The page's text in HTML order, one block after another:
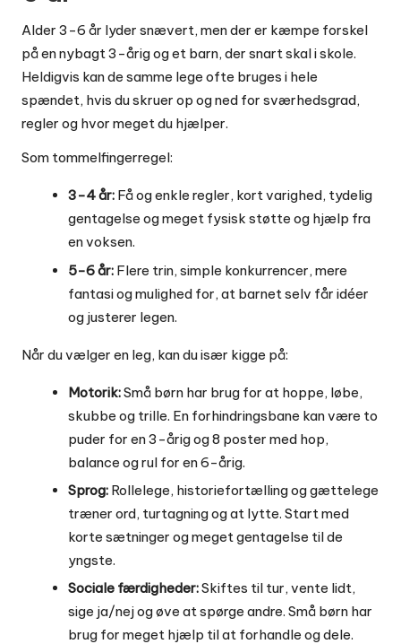
Alder 3-6 år lyder snævert, men der er kæmpe forskel
på en nybagt 3-årig og et barn, der snart skal i skole.
Heldigvis kan de samme lege ofte bruges i hele
spændet, hvis du skruer op og ned for sværhedsgrad,
regler og hvor meget du hjælper.
Som tommelfingerregel:
3-4 år: Få og enkle regler, kort varighed, tydelig
gentagelse og meget fysisk støtte og hjælp fra
en voksen.
5-6 år: Flere trin, simple konkurrencer, mere
fantasi og mulighed for, at barnet selv får idéer
og justerer legen.
Når du vælger en leg, kan du især kigge på:
Motorik:Små børn har brug for at hoppe, løbe,
skubbe og trille. En forhindringsbane kan være to
puder for en 3-årig og 8 poster med hop,
balance og rul for en 6-årig.
Sprog: Rollelege, historiefortælling og gættelege
træner ord, turtagning og at lytte. Start med
korte sætninger og meget gentagelse til de
yngste.
Sociale færdigheder:Skiftes til tur, vente lidt,
sige ja/nej og øve at spørge andre. Små børn har
brug for meget hjælp til at forhandle og dele.